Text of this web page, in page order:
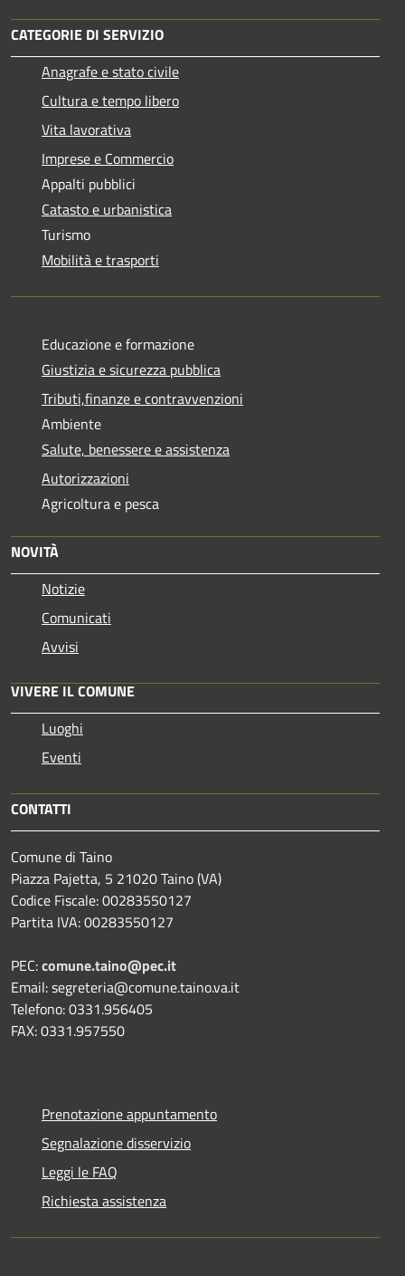
CATEGORIE DI SERVIZIO
Anagrafe e stato civile
Cultura e tempo libero
Vita lavorativa
Imprese e Commercio
Appalti pubblici
Catasto e urbanistica
Turismo
Mobilità e trasporti
Educazione e formazione
Giustizia e sicurezza pubblica
Tributi,finanze e contravvenzioni
Ambiente
Salute, benessere e assistenza
Autorizzazioni
Agricoltura e pesca
NOVITÀ
Notizie
Comunicati
Avvisi
VIVERE IL COMUNE
Luoghi
Eventi
CONTATTI
Comune di Taino
Piazza Pajetta, 5 21020 Taino (VA)
Codice Fiscale: 00283550127
Partita IVA: 00283550127
PEC:comune.taino@pec.it
Email: segreteria@comune.taino.va.it
Telefono: 0331.956405
FAX: 0331.957550
Prenotazione appuntamento
Segnalazione disservizio
Leggi le FAQ
Richiesta assistenza